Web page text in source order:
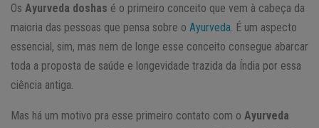
Os Ayurveda doshas é o primeiro conceito que vem à cabeça da
maioria das pessoas que pensa sobre o Ayurveda . É um aspecto
essencial, sim, mas nem de longe esse conceito consegue abarcar
toda a proposta de saúde e longevidade trazida da Índia por essa
ciência antiga.
Mas há um motivo pra esse primeiro contato com o Ayurveda